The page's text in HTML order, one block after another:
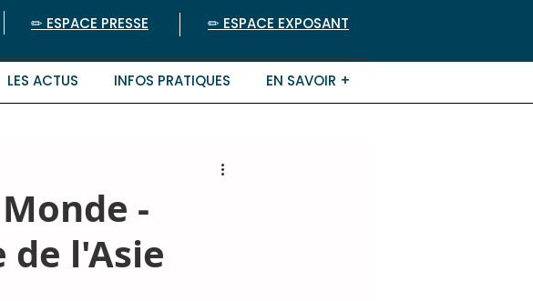
✏︎ ESPACE PRESSE ✏︎ ESPACE EXPOSANT
LES ACTUS INFOS PRATIQUES EN SAVOIR +
-
de l'Asie